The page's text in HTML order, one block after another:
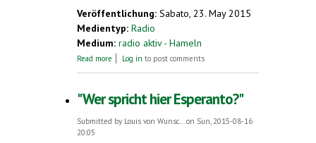
Veröffentlichung: Sabato, 23. May 2015
Medientyp: Radio
Medium: radio aktiv - Hameln
Read more about Esperanto Empfang
Log in to post comments
"Wer spricht hier Esperanto?"
Submitted by Louis von Wunsc...on Sun, 2015-08-16
20:05